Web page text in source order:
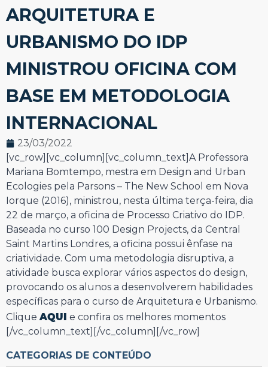
ARQUITETURA E
URBANISMO DO IDP
MINISTROU OFICINA COM
BASE EM METODOLOGIA
INTERNACIONAL
23/03/2022
[vc_row][vc_column][vc_column_text]A Professora
Mariana Bomtempo, mestra em Design and Urban
Ecologies pela Parsons – The New School em Nova
Iorque (2016), ministrou, nesta última terça-feira, dia
22 de março, a oficina de Processo Criativo do IDP.
Baseada no curso 100 Design Projects, da Central
Saint Martins Londres, a oficina possui ênfase na
criatividade. Com uma metodologia disruptiva, a
atividade busca explorar vários aspectos do design,
provocando os alunos a desenvolverem habilidades
específicas para o curso de Arquitetura e Urbanismo.
CliqueAQUI e confira os melhores momentos
[/vc_column_text][/vc_column][/vc_row]
CATEGORIAS DE CONTEÚDO